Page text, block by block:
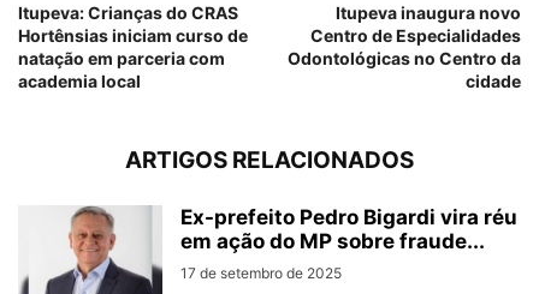
Itupeva: Crianças do CRAS
Hortênsias iniciam curso de
natação em parceria com
academia local
Itupeva inaugura novo
Centro de Especialidades
Odontológicas no Centro da
cidade
ARTIGOS RELACIONADOS
Ex-prefeito Pedro Bigardi vira réu
em ação do MP sobre fraude...
17 de setembro de 2025